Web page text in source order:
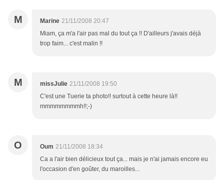
M Marine 21/11/2008 20:47
Miam, ça m'a l'air pas mal du tout ça !! D'ailleurs j'avais déjà
trop faim... c'est malin !!
M missJulie 21/11/2008 19:50
C'est une Tuerie ta photo!! surtout à cette heure là!!
mmmmmmmmh!!;-)
O Oum 21/11/2008 18:34
Ca a l'air bien délicieux tout ça... mais je n'ai jamais encore eu
l'occasion d'en goûter, du maroilles...